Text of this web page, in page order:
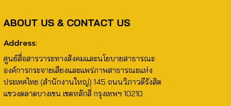
ABOUT US & CONTACT US
Address:
ศูนย์สื่อสารวาระทางสังคมและนโยบายสาธารณะ
องค์การกระจายเสียงและแพร่ภาพสาธารณะแห่ง
ประเทศไทย (สำนักงานใหญ่) 145 ถนนวิภาวดีรังสิต
แขวงตลาดบางเขน เขตหลักสี่ กรุงเทพฯ 10210